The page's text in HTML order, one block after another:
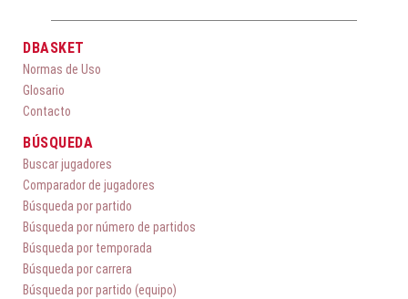
DBASKET
Normas de Uso
Glosario
Contacto
BÚSQUEDA
Buscar jugadores
Comparador de jugadores
Búsqueda por partido
Búsqueda por número de partidos
Búsqueda por temporada
Búsqueda por carrera
Búsqueda por partido (equipo)